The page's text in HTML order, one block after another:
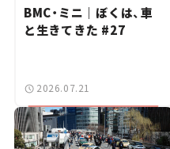
BMC・ミニ｜ぼくは、車
と生きてきた #27
2026.07.21